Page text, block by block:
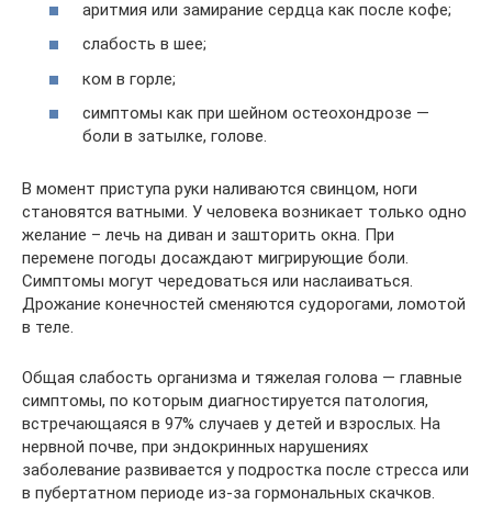
аритмия или замирание сердца как после кофе;
слабость в шее;
ком в горле;
симптомы как при шейном остеохондрозе —
боли в затылке, голове.
В момент приступа руки наливаются свинцом, ноги
становятся ватными. У человека возникает только одно
желание – лечь на диван и зашторить окна. При
перемене погоды досаждают мигрирующие боли.
Симптомы могут чередоваться или наслаиваться.
Дрожание конечностей сменяются судорогами, ломотой
в теле.
Общая слабость организма и тяжелая голова — главные
симптомы, по которым диагностируется патология,
встречающаяся в 97% случаев у детей и взрослых. На
нервной почве, при эндокринных нарушениях
заболевание развивается у подростка после стресса или
в пубертатном периоде из-за гормональных скачков.